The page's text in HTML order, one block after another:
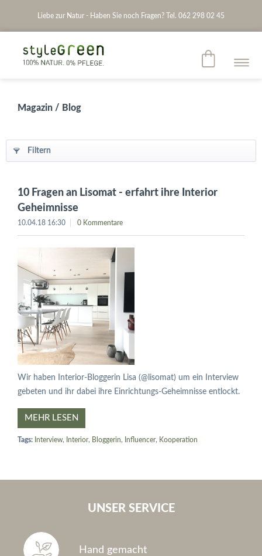
Liebe zur Natur - Haben Sie noch Fragen? Tel. 062 298 02 45
Magazin / Blog
Filtern
10 Fragen an Lisomat - erfahrt ihre Interior
Geheimnisse
10.04.18 16:30 0 Kommentare
Wir haben Interior-Bloggerin Lisa (@lisomat) um ein Interview
gebeten und ihr dabei ihre Einrichtungs-Geheimnisse entlockt.
MEHR LESEN
Tags: Interview, Interior, Bloggerin, Influencer, Kooperation
UNSER SERVICE
Hand gemacht